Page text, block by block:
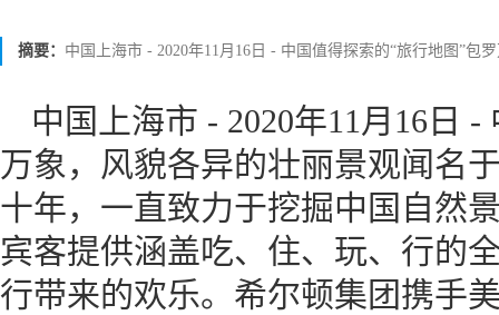
摘要： 中国上海市 - 2020年11月16日 - 中国值得探索的“旅行地图”包
中国上海市 - 2020年11月16日
万象，风貌各异的壮丽景观闻名
十年，一直致力于挖掘中国自然
宾客提供涵盖吃、住、玩、行的
行带来的欢乐。希尔顿集团携手